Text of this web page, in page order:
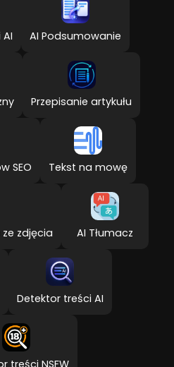
AI Podsumowanie
Przepisanie artykułu
SEO Tekst na mowę
zdjęcia AI Tłumacz
Detektor treści AI
treści NSFW